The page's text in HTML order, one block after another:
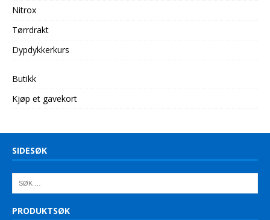
Nitrox
Tørrdrakt
Dypdykkerkurs
Butikk
Kjøp et gavekort
SIDESØK
PRODUKTSØK